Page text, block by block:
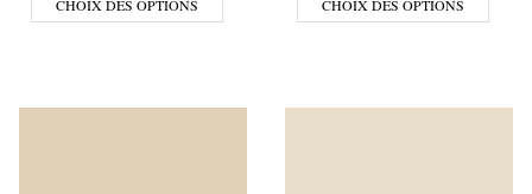
CHOIX DES OPTIONS CHOIX DES OPTIONS